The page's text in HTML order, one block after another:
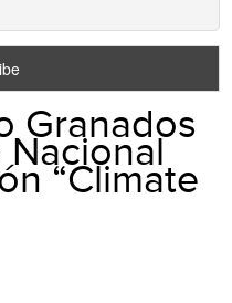
Granados
“Climate